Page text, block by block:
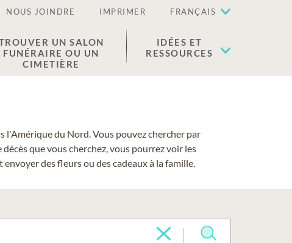
NOUS JOINDRE IMPRIMER FRANÇAIS
UN SALON
FUNÉRAIRE OU UN
CIMETIÈRE
IDÉES ET
RESSOURCES
l'Amérique du Nord. Vous pouvez chercher par
que vous cherchez, vous pourrez voir les
des fleurs ou des cadeaux à la famille.